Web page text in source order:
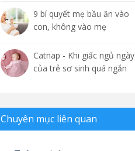
9 bí quyết mẹ bầu ăn vào
con, không vào mẹ
Catnap - Khi giấc ngủ ngày
của trẻ sơ sinh quá ngắn
Chuyên mục liên quan